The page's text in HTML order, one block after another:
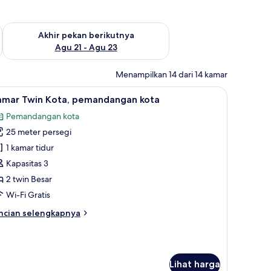
Agu 14 - Agu 16
Akhir pekan berikutnya
Agu 21 - Agu 23
Periksa ketersediaan untuk akhir pekan berikutnya Agu 21 -
Menampilkan 14 dari 14 kamar
cahaya
gratis, ruang kerja ramah laptop, dan tirai kedap cahaya
Kamar Twin Kota, pemandangan kota |
7 Twin Kota, pemandangan kota
Pemandangan kota
25 meter persegi
1 kamar tidur
Kapasitas 3
2 twin Besar
Wi-Fi Gratis
selengkapnya
Lihat harga